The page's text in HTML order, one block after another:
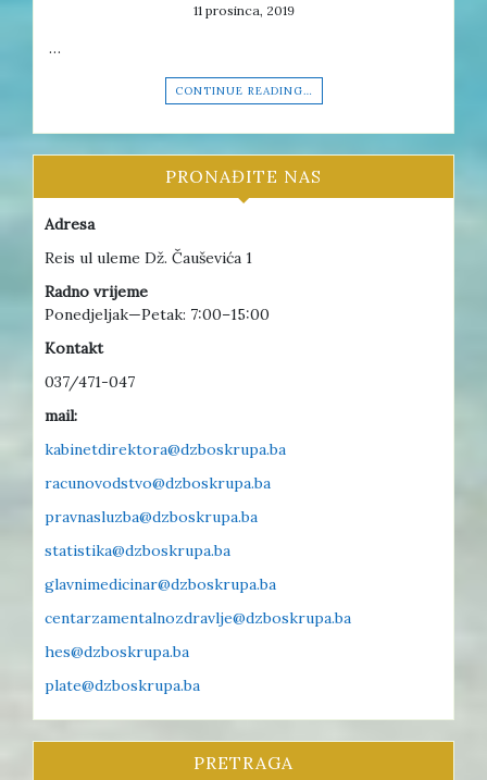
11 prosinca, 2019
…
CONTINUE READING…
PRONAĐITE NAS
Adresa
Reis ul uleme Dž. Čauševića 1
Radno vrijeme
Ponedjeljak—Petak: 7:00–15:00
Kontakt
037/471-047
mail:
kabinetdirektora@dzboskrupa.ba
racunovodstvo@dzboskrupa.ba
pravnasluzba@dzboskrupa.ba
statistika@dzboskrupa.ba
glavnimedicinar@dzboskrupa.ba
centarzamentalnozdravlje@dzboskrupa.ba
hes@dzboskrupa.ba
plate@dzboskrupa.ba
PRETRAGA